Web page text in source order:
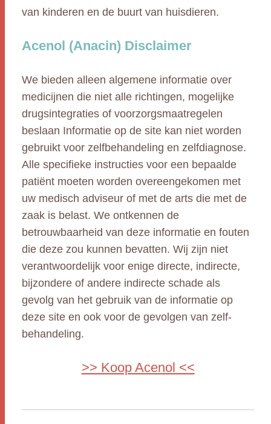
van kinderen en de buurt van huisdieren.
Acenol (Anacin) Disclaimer
We bieden alleen algemene informatie over
medicijnen die niet alle richtingen, mogelijke
drugsintegraties of voorzorgsmaatregelen
beslaan Informatie op de site kan niet worden
gebruikt voor zelfbehandeling en zelfdiagnose.
Alle specifieke instructies voor een bepaalde
patiënt moeten worden overeengekomen met
uw medisch adviseur of met de arts die met de
zaak is belast. We ontkennen de
betrouwbaarheid van deze informatie en fouten
die deze zou kunnen bevatten. Wij zijn niet
verantwoordelijk voor enige directe, indirecte,
bijzondere of andere indirecte schade als
gevolg van het gebruik van de informatie op
deze site en ook voor de gevolgen van zelf-
behandeling.
>> Koop Acenol <<